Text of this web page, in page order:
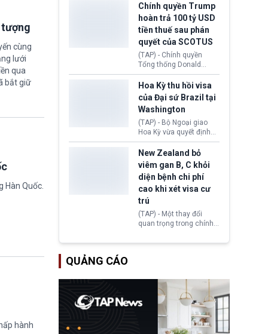
cùng
lưới
qua
bắt giữ
Quốc.
hành
toàn y tế.
tăng lãi suất nếu lạm
phát ở Hoa Kỳ không tiếp
tục giảm trong thời gian
tới.
Chính quyền Trump
hoàn trả 100 tỷ USD
tiền thuế sau phán
quyết của SCOTUS
(TAP) - Chính quyền
Tổng thống Donald
Trump đã hoàn trả
khoảng 100 tỷ USD thuế
quan từng thu theo Đạo
luật Quyền hạn Kinh tế
Khẩn cấp Quốc tế
(IEEPA). Động thái này
diễn ra sau phán quyết
hồi tháng 2 bởi Tòa án
Tối cao Hoa Kỳ
(SCOTUS) khi tuyên bố,
việc áp thuế diện rộng là
hoàn toàn bất hợp pháp.
Hoa Kỳ thu hồi visa
của Đại sứ Brazil tại
Washington
(TAP) - Bộ Ngoại giao
Hoa Kỳ vừa quyết định
thu hồi thị thực (visa)
của bà Maria Luiza
Ribeiro Viotti - Đại sứ
Brazil tại Washington.
Động thái trên diễn ra
trong bối cảnh tranh
chấp ngoại giao giữa
chính quyền Tổng thống
Donald Trump và chính
phủ cánh tả Tổng thống
New Zealand bỏ
viêm gan B, C khỏi
diện bệnh chi phí
cao khi xét visa cư
trú
(TAP) - Một thay đổi
quan trọng trong chính
Zealand đang mở ra
gan B hoặc viêm gan C
sẽ không còn bị mặc
định không đáp ứng tiêu
chuẩn sức khỏe chỉ vì
chi phí điều trị khi nộp hồ
sơ xin visa cư trú.
QUẢNG CÁO